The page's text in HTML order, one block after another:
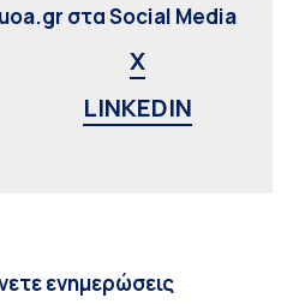
στα Social Media
X
LINKEDIN
ενημερώσεις